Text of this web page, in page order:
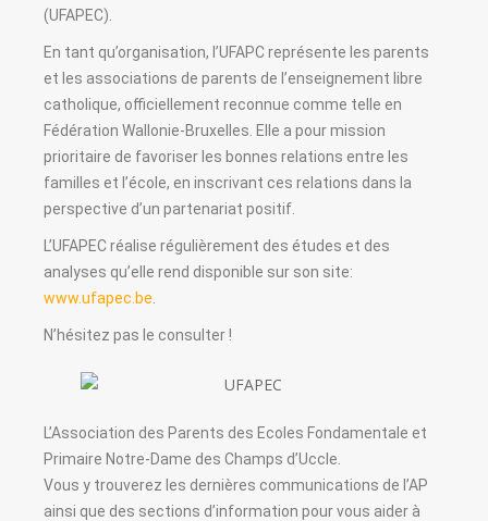
(UFAPEC).
En tant qu’organisation, l’UFAPC représente les parents
et les associations de parents de l’enseignement libre
catholique, officiellement reconnue comme telle en
Fédération Wallonie-Bruxelles. Elle a pour mission
prioritaire de favoriser les bonnes relations entre les
familles et l’école, en inscrivant ces relations dans la
perspective d’un partenariat positif.
L’UFAPEC réalise régulièrement des études et des
analyses qu’elle rend disponible sur son site:
www.ufapec.be.
N’hésitez pas le consulter !
L’Association des Parents des Ecoles Fondamentale et
Primaire Notre-Dame des Champs d’Uccle.
Vous y trouverez les dernières communications de l’AP
ainsi que des sections d’information pour vous aider à